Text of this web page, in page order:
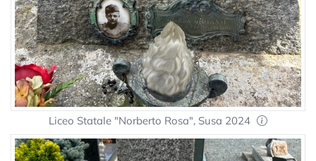
Liceo Statale "Norberto Rosa", Susa 2024